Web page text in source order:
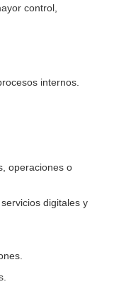
control,
internos.
operaciones o
digitales y